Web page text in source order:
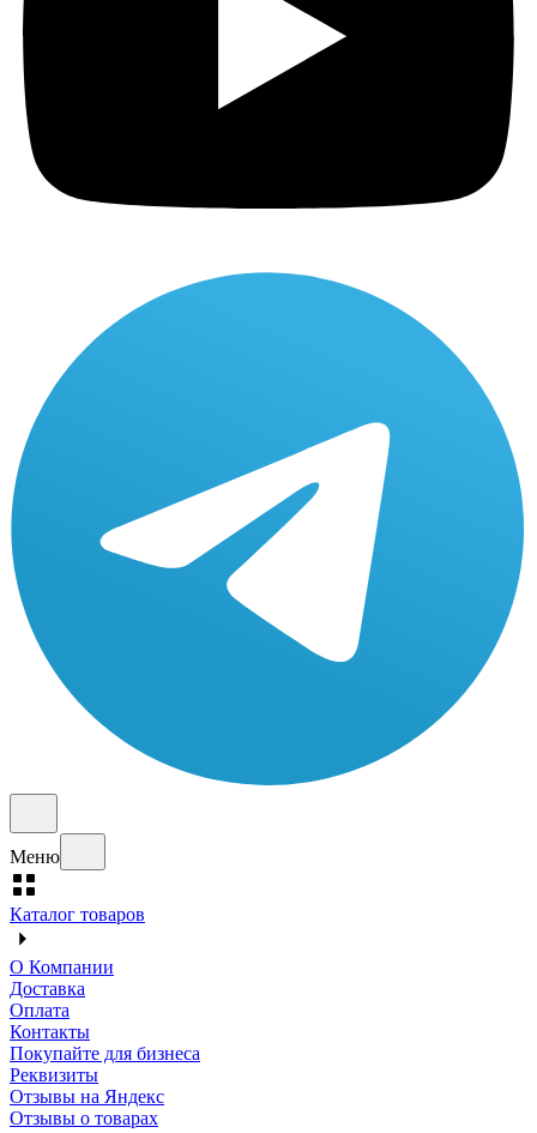
Меню
Каталог товаров
О Компании
Доставка
Оплата
Контакты
Покупайте для бизнеса
Реквизиты
Отзывы на Яндекс
Отзывы о товарах